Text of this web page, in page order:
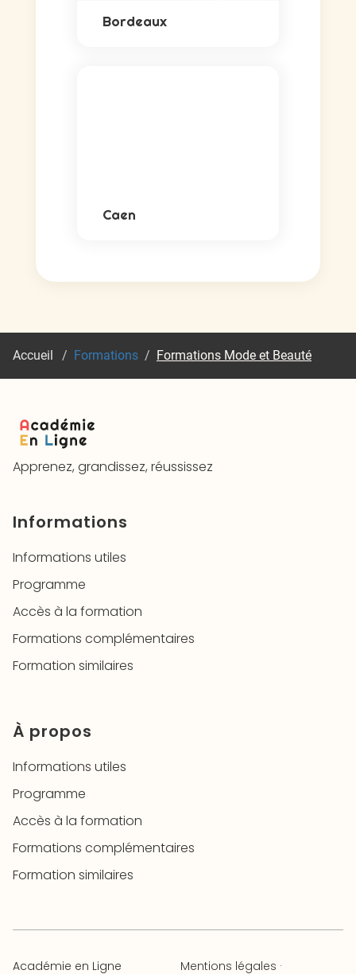
Bordeaux
Caen
Accueil / Formations / Formations Mode et Beauté
Apprenez, grandissez, réussissez
Informations
Informations utiles
Programme
Accès à la formation
Formations complémentaires
Formation similaires
À propos
Informations utiles
Programme
Accès à la formation
Formations complémentaires
Formation similaires
Académie en Ligne Mentions légales ·